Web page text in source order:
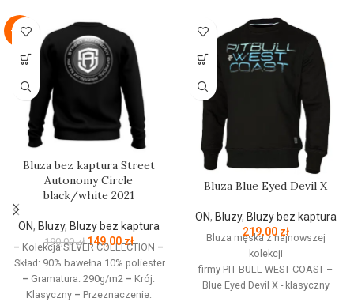
-22%
Bluza bez kaptura Street
Autonomy Circle
black/white 2021
ON, Bluzy, Bluzy bez kaptura
190,00zł 149,00zł
– Kolekcja SILVER COLLECTION –
Skład: 90% bawełna 10% poliester
– Gramatura: 290g/m2 – Krój:
Klasyczny – Przeznaczenie:
Bluza Blue Eyed Devil X
ON, Bluzy, Bluzy bez kaptura
219,00 zł
Bluza męska z najnowszej
kolekcji
firmy PIT BULL WEST COAST –
Blue Eyed Devil X - klasyczny